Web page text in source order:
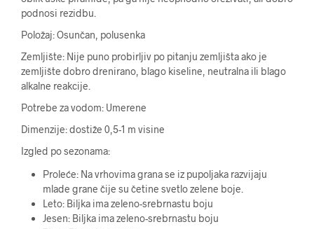
podnosi rezidbu.
Položaj: Osunčan, polusenka
Zemljište: Nije puno probirljiv po pitanju zemljišta ako je
zemljište dobro drenirano, blago kiseline, neutralna ili blago
alkalne reakcije.
Potrebe za vodom: Umerene
Dimenzije: dostiže 0,5-1 m visine
Izgled po sezonama:
Proleće: Na vrhovima grana se iz pupoljaka razvijaju
mlade grane čije su četine svetlo zelene boje.
Leto: Biljka ima zeleno-srebrnastu boju
Jesen: Biljka ima zeleno-srebrnastu boju